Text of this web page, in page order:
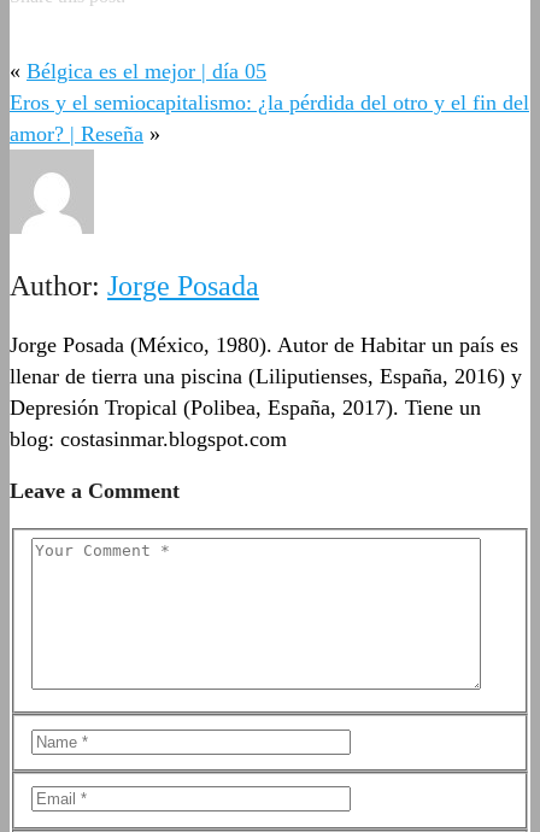
« Bélgica es el mejor | día 05
Eros y el semiocapitalismo: ¿la pérdida del otro y el fin del
amor? | Reseña »
Author: Jorge Posada
Jorge Posada (México, 1980). Autor de Habitar un país es
llenar de tierra una piscina (Liliputienses, España, 2016) y
Depresión Tropical (Polibea, España, 2017). Tiene un
blog: costasinmar.blogspot.com
Leave a Comment